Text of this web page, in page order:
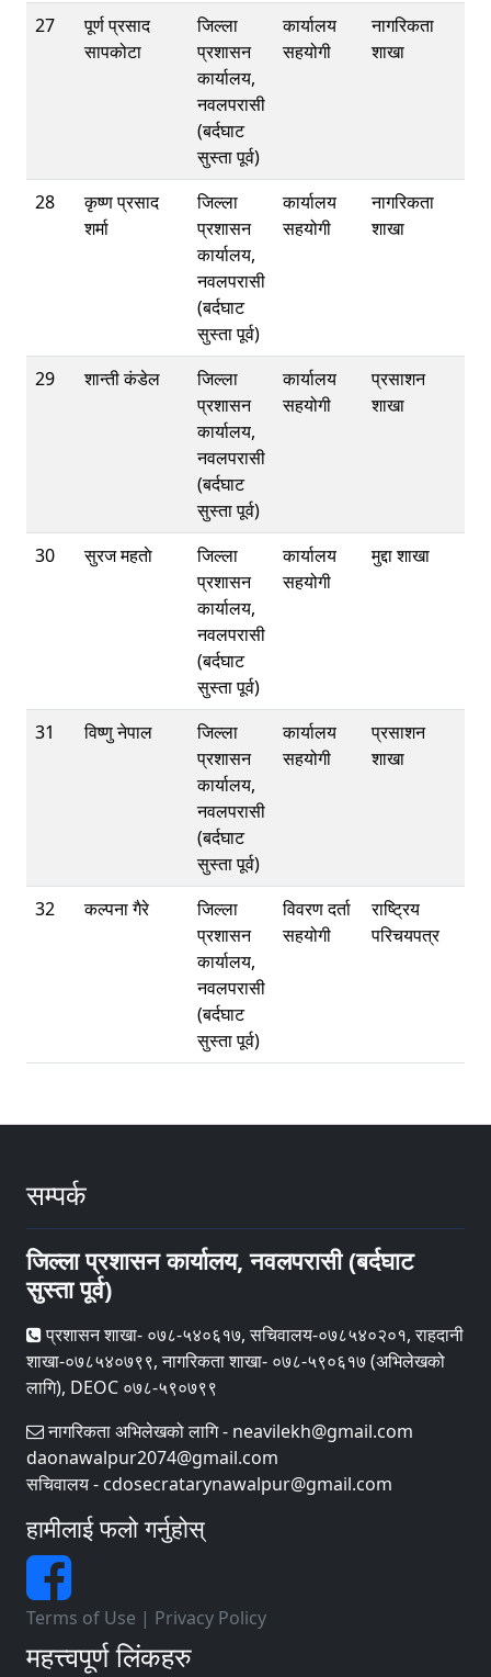
27
पूर्ण प्रसाद
सापकोटा
जिल्ला
प्रशासन
कार्यालय,
नवलपरासी
(बर्दघाट
सुस्ता पूर्व)
कार्यालय
सहयोगी
नागरिकता
शाखा
28
कृष्ण प्रसाद
शर्मा
जिल्ला
प्रशासन
कार्यालय,
नवलपरासी
(बर्दघाट
सुस्ता पूर्व)
कार्यालय
सहयोगी
नागरिकता
शाखा
29 शान्ती कंडेल
जिल्ला
प्रशासन
कार्यालय,
नवलपरासी
(बर्दघाट
सुस्ता पूर्व)
कार्यालय
सहयोगी
प्रसाशन
शाखा
30 सुरज महताे
जिल्ला
प्रशासन
कार्यालय,
नवलपरासी
(बर्दघाट
सुस्ता पूर्व)
कार्यालय
सहयोगी
मुद्दा शाखा
31 विष्णु नेपाल
जिल्ला
प्रशासन
कार्यालय,
नवलपरासी
(बर्दघाट
सुस्ता पूर्व)
कार्यालय
सहयोगी
प्रसाशन
शाखा
32 कल्पना गैरे
जिल्ला
प्रशासन
कार्यालय,
नवलपरासी
(बर्दघाट
सुस्ता पूर्व)
विवरण दर्ता
सहयोगी
राष्ट्रिय
परिचयपत्र
सम्पर्क
जिल्ला प्रशासन कार्यालय, नवलपरासी (बर्दघाट
सुस्ता पूर्व)
प्रशासन शाखा- ०७८-५४०६१७, सचिवालय-०७८५४०२०१, राहदानी
शाखा-०७८५४०७९९, नागरिकता शाखा- ०७८-५९०६१७ (अभिलेखको
लागि), DEOC ०७८-५९०७९९
नागरिकता अभिलेखको लागि - neavilekh@gmail.com
daonawalpur2074@gmail.com
सचिवालय - cdosecratarynawalpur@gmail.com
हामीलाई फलो गर्नुहोस्
Terms of Use | Privacy Policy
महत्त्वपूर्ण लिंकहरु